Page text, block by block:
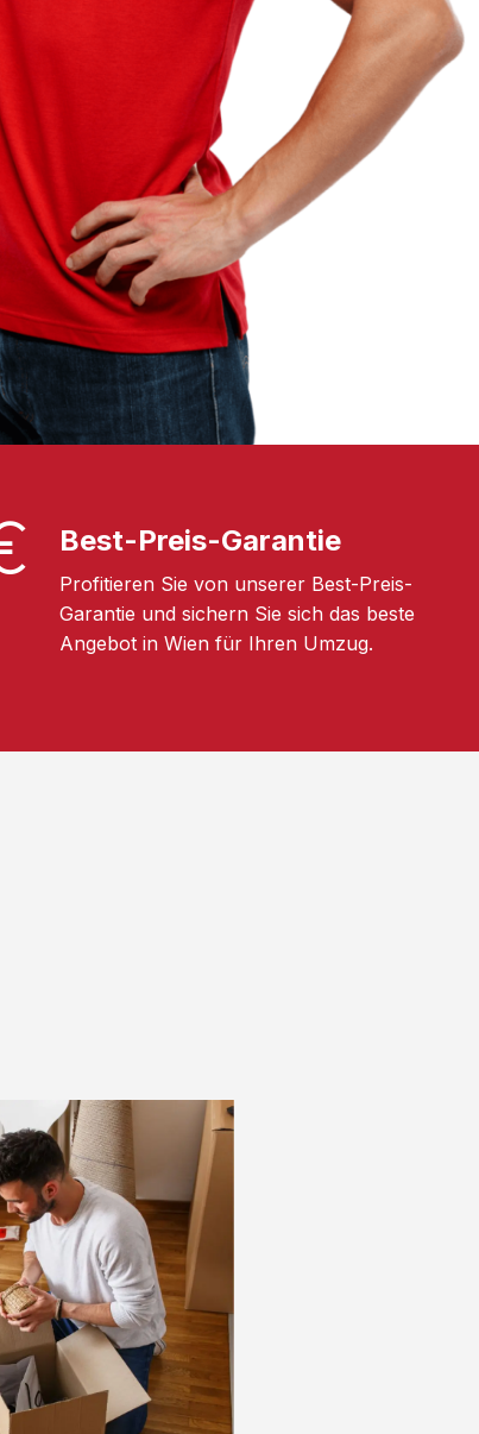
Best-Preis-Garantie
Profitieren Sie von unserer Best-Preis-
Garantie und sichern Sie sich das beste
Angebot in Wien für Ihren Umzug.